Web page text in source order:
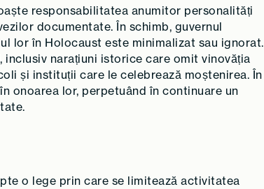
responsabilitatea anumitor personalități
documentate. În schimb, guvernul
lor în Holocaust este minimalizat sau ignorat.
narațiuni istorice care omit vinovăția
și instituții care le celebrează moștenirea. În
onoarea lor, perpetuând în continuare un
o lege prin care se limitează activitatea